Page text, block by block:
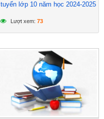
tuyển lớp 10 năm học 2024-2025
Lượt xem: 73